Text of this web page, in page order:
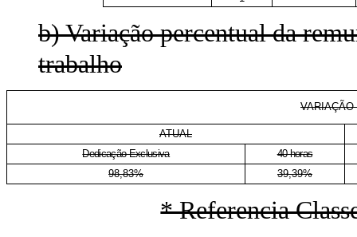
b) Variação percentual da
trabalho
VARIAÇÃO
ATUAL
Dedicação Exclusiva
40 horas
98,83%
39,39%
* Referencia